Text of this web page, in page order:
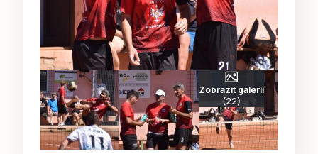
Zobrazit galerii
(22)